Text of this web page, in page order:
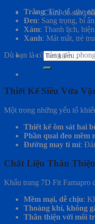
Chưa có sản
Tìm
kiếm:
Trắng: Tinh tế, nhẹ
Đen: Sang trọng, bí
Xám: Thanh lịch,
Xanh: Mát mắt, trẻ
Dù bạn là cô nàng yêu
Thiết Kế Siêu Vừa
Một trong những yếu tố
Thiết kế ôm sát hai
Phần quai đeo mềm
Đường may tỉ mỉ:
Chất Liệu Thân
Khẩu trang 7D Fit Famapro
Mềm mại, dễ chịu:
Thoáng khí, không
Thân thiện với môi